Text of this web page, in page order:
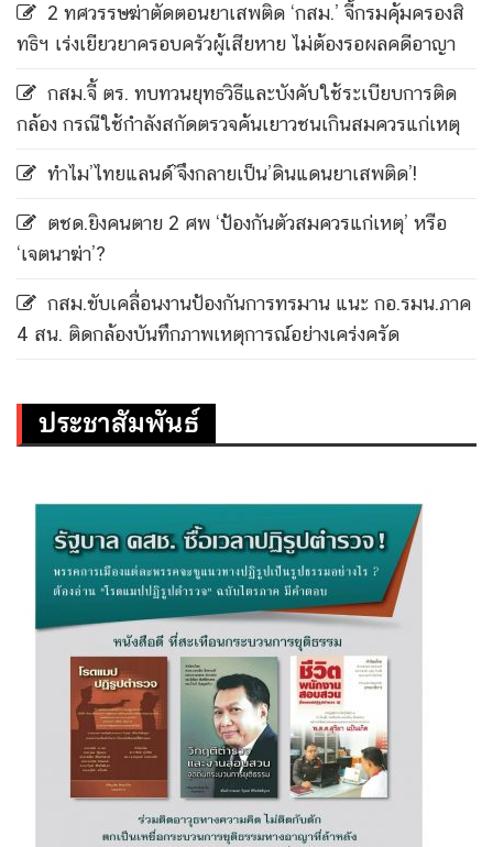
2 ทศวรรษฆ่าตัดตอนยาเสพติด ‘กสม.’ จี้กรมคุ้มครองสิ
ทธิฯ เร่งเยียวยาครอบครัวผู้เสียหาย ไม่ต้องรอผลคดีอาญา
กสม.จี้ ตร. ทบทวนยุทธวิธีและบังคับใช้ระเบียบการติด
กล้อง กรณีใช้กำลังสกัดตรวจค้นเยาวชนเกินสมควรแก่เหตุ
ทำไม’ไทยแลนด์’จึงกลายเป็น’ดินแดนยาเสพติด’!
ตชด.ยิงคนตาย 2 ศพ ‘ป้องกันตัวสมควรแก่เหตุ’ หรือ
‘เจตนาฆ่า’?
กสม.ขับเคลื่อนงานป้องกันการทรมาน แนะ กอ.รมน.ภาค
4 สน. ติดกล้องบันทึกภาพเหตุการณ์อย่างเคร่งครัด
ประชาสัมพันธ์